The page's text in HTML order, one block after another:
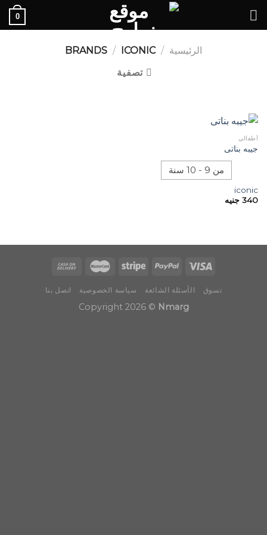
0
الرئيسية /
BRANDS
/ ICONIC
تصفية
أطفالي
جيبه بناتى
من 9 - 10 سنة
iconic
340 جنيه
تسوق الأسئلة الشائعة سياسة الخصوصية اتصل بنا
Copyright 2026 © Nmarg